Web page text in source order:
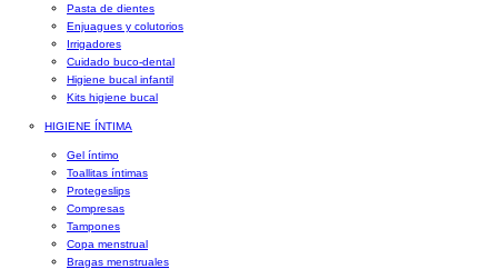
Pasta de dientes
Enjuagues y colutorios
Irrigadores
Cuidado buco-dental
Higiene bucal infantil
Kits higiene bucal
HIGIENE ÍNTIMA
Gel íntimo
Toallitas íntimas
Protegeslips
Compresas
Tampones
Copa menstrual
Bragas menstruales